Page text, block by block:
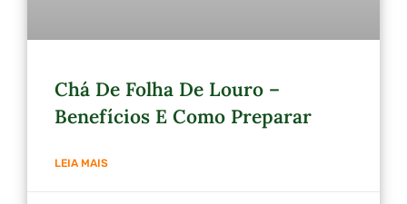
Chá De Folha De Louro –
Benefícios E Como Preparar
LEIA MAIS